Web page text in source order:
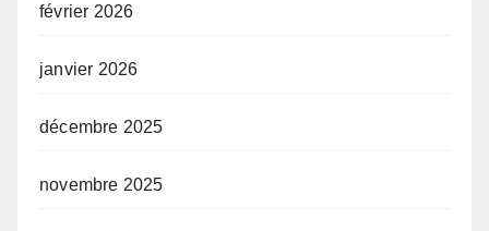
février 2026
janvier 2026
décembre 2025
novembre 2025